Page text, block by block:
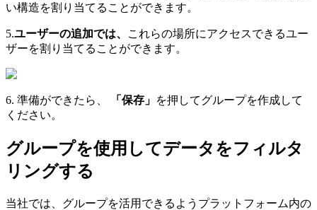
い構造を割り当てることができます。
5.ユーザーの追加では、
これらの場所にアクセスできるユー
ザーを割り当てることができます。
6. 準備ができたら、 「保存」 を押してグループを作成して
ください。
グループを使用してデータをフィルタ
リングする
当社では、グループを活用できるようプラットフォーム内の